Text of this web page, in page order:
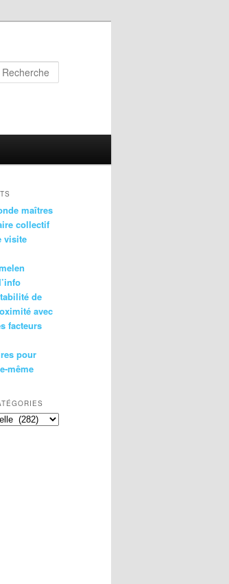
maîtres
collectif
visite
de
avec
facteurs
pour
même